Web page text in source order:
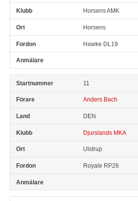
Horsens AMK
Horsens
Hawke DL19
11
Anders Bach
DEN
Djurslands MKA
Ulstrup
Royale RP26